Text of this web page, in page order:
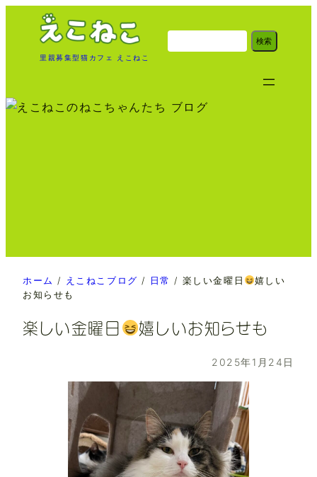
ッ
里親募集型猫カフェ えこねこ
検
索
検索
ホーム / えこねこブログ / 日常 / 楽しい金曜日
嬉しい
お知らせも
楽しい金曜日 嬉しいお知らせも
2025年1月24日